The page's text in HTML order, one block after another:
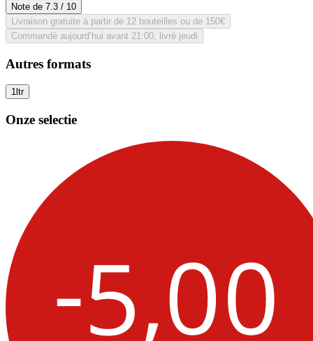
Note de 7.3 / 10
Livraison gratuite à partir de 12 bouteilles ou de 150€
Commandé aujourd’hui avant 21:00, livré jeudi
Autres formats
1ltr
Onze selectie